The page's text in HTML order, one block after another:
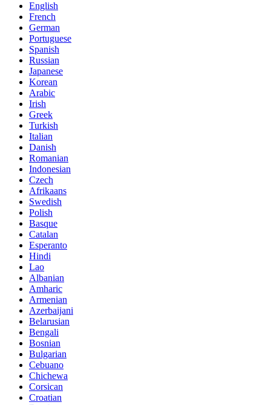
English
French
German
Portuguese
Spanish
Russian
Japanese
Korean
Arabic
Irish
Greek
Turkish
Italian
Danish
Romanian
Indonesian
Czech
Afrikaans
Swedish
Polish
Basque
Catalan
Esperanto
Hindi
Lao
Albanian
Amharic
Armenian
Azerbaijani
Belarusian
Bengali
Bosnian
Bulgarian
Cebuano
Chichewa
Corsican
Croatian